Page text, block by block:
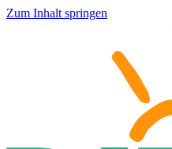
Zum Inhalt springen